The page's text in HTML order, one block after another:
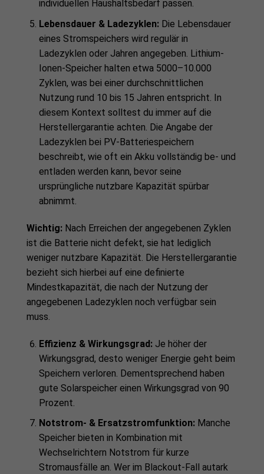
individuellen Haushaltsbedarf passen.
Lebensdauer & Ladezyklen: Die Lebensdauer
eines Stromspeichers wird regulär in
Ladezyklen oder Jahren angegeben. Lithium-
Ionen-Speicher halten etwa 5000–10.000
Zyklen, was bei einer durchschnittlichen
Nutzung rund 10 bis 15 Jahren entspricht. In
diesem Kontext solltest du immer auf die
Herstellergarantie achten. Die Angabe der
Ladezyklen bei PV-Batteriespeichern
beschreibt, wie oft ein Akku vollständig be- und
entladen werden kann, bevor seine
ursprüngliche nutzbare Kapazität spürbar
abnimmt.
Wichtig: Nach Erreichen der angegebenen Zyklen
ist die Batterie nicht defekt, sie hat lediglich
weniger nutzbare Kapazität. Die Herstellergarantie
bezieht sich hierbei auf eine definierte
Mindestkapazität, die nach der Nutzung der
angegebenen Ladezyklen noch verfügbar sein
muss.
Effizienz & Wirkungsgrad: Je höher der
Wirkungsgrad, desto weniger Energie geht beim
Speichern verloren. Dementsprechend haben
gute Solarspeicher einen Wirkungsgrad von 90
Prozent.
Notstrom- & Ersatzstromfunktion: Manche
Speicher bieten in Kombination mit
Wechselrichtern Notstrom für kurze
Stromausfälle an. Wer im Blackout-Fall autark